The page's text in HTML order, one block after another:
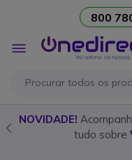
800
Alternar
Nav
NOVIDADE!
tudo sobre